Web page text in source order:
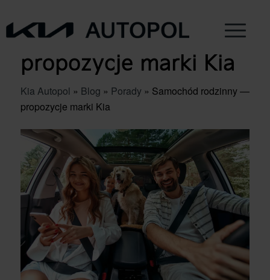
Samochód rodzinny —
propozycje marki Kia
Kia Autopol » Blog » Porady » Samochód rodzinny —
propozycje marki Kia